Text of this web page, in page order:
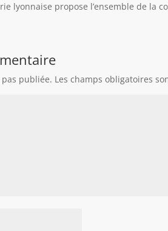
lyonnaise propose l’ensemble de la
publiée. Les champs obligatoires